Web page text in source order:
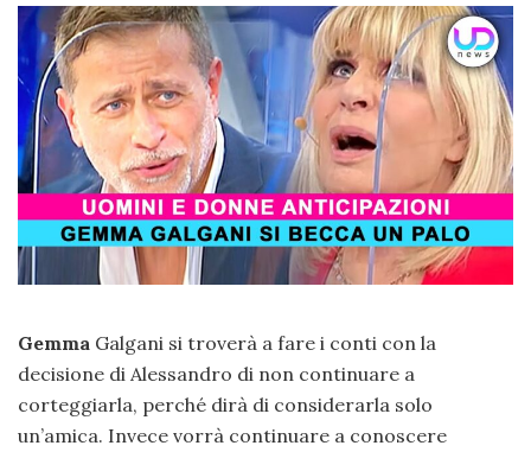
Gemma Galgani si troverà a fare i conti con la
decisione di Alessandro di non continuare a
corteggiarla, perché dirà di considerarla solo
un’amica. Invece vorrà continuare a conoscere